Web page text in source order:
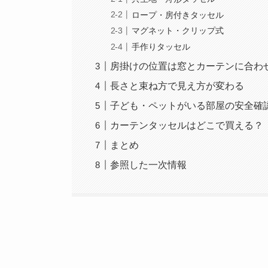
ロープ・房付きタッセル
マグネット・クリップ式
手作りタッセル
房掛けの位置は窓とカーテンに合わ
長さと束ね方で見え方が変わる
子ども・ペットがいる部屋の安全確
カーテンタッセルはどこで買える？
まとめ
参照した一次情報